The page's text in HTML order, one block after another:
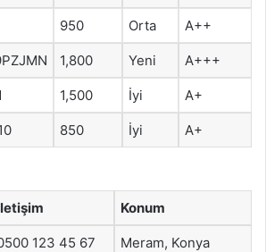
950 Orta A++
1,800 Yeni A+++
1,500 İyi A+
850 İyi A+
Konum
123 45 67 Meram, Konya